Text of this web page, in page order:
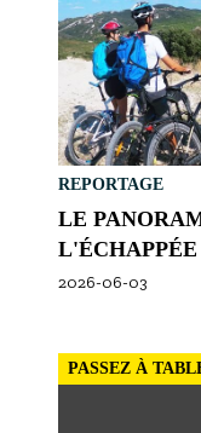
REPORTAGE
LE
HEUREUX !
2026-06-03
PASSEZ À